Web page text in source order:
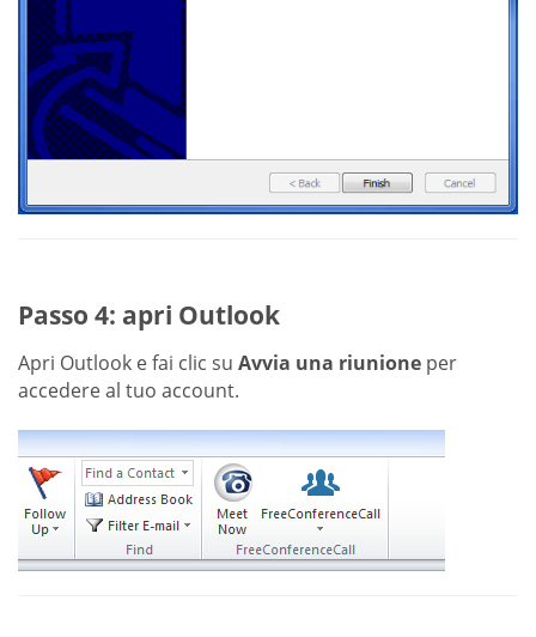
Passo 4: apri Outlook
Apri Outlook e fai clic su Avvia una riunione per
accedere al tuo account.